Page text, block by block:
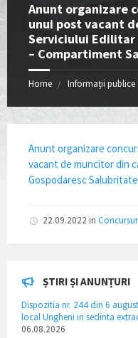
Anunt organizare
unui post vacant
Serviciului Edilitar
– Compartiment
Home Informații publice
Anunt organizare
vacant de muncitor din
Gospodaresc Salubritate
22.09.2022 in
ȘTIRI ȘI ANUNȚURI
Dispozitia nr. 244 din 6
local Ungheni in sedinta
06.08.2026